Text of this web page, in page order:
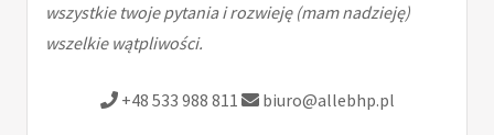
wszystkie twoje pytania i rozwieję (mam nadzieję)
wszelkie wątpliwości.
+48 533 988 811 biuro@allebhp.pl